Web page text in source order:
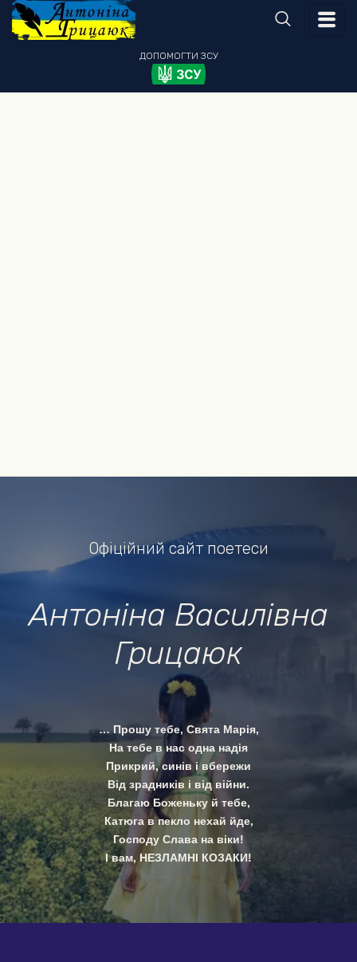
ДОПОМОГТИ ЗСУ
Офіційний сайт поетеси
Антоніна Василівна
Грицаюк
… Прошу тебе, Свята Марія,
На тебе в нас одна надія
Прикрий, синів і вбережи
Від зрадників і від війни.
Благаю Боженьку й тебе,
Катюга в пекло нехай йде,
Господу Слава на віки!
І вам, НЕЗЛАМНІ КОЗАКИ!